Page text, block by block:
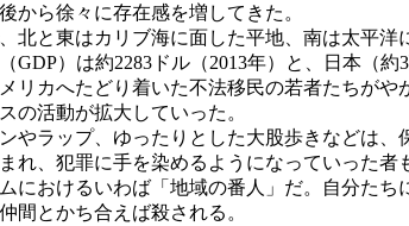
から徐々に存在感を増してきた。
と東はカリブ海に面した平地、南は太平
）は約2283ドル（2013年）と、日本（
リカへたどり着いた不法移民の若者たちが
の活動が拡大していった。
ラップ、ゆったりとした大股歩きなどは
、犯罪に手を染めるようになっていった者
おけるいわば「地域の番人」だ。自分た
間とかち合えば殺される。